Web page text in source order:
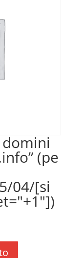
domini
(pe
04/[si